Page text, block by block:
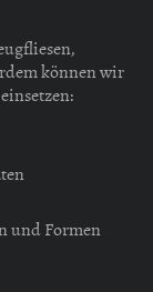
können wir
und Formen